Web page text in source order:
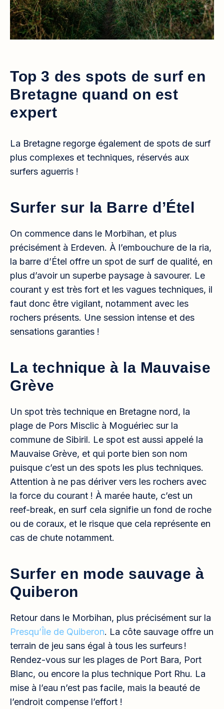
Top 3 des spots de surf en
Bretagne quand on est
expert
La Bretagne regorge également de spots de surf
plus complexes et techniques, réservés aux
surfers aguerris !
Surfer sur la Barre d’Étel
On commence dans le Morbihan, et plus
précisément à Erdeven. À l’embouchure de la ria,
la barre d’Étel offre un spot de surf de qualité, en
plus d’avoir un superbe paysage à savourer. Le
courant y est très fort et les vagues techniques, il
faut donc être vigilant, notamment avec les
rochers présents. Une session intense et des
sensations garanties !
La technique à la Mauvaise
Grève
Un spot très technique en Bretagne nord, la
plage de Pors Misclic à Moguériec sur la
commune de Sibiril. Le spot est aussi appelé la
Mauvaise Grève, et qui porte bien son nom
puisque c’est un des spots les plus techniques.
Attention à ne pas dériver vers les rochers avec
la force du courant ! À marée haute, c’est un
reef-break, en surf cela signifie un fond de roche
ou de coraux, et le risque que cela représente en
cas de chute notamment.
Surfer en mode sauvage à
Quiberon
Retour dans le Morbihan, plus précisément sur la
Presqu’Île de Quiberon. La côte sauvage offre un
terrain de jeu sans égal à tous les surfeurs !
Rendez-vous sur les plages de Port Bara, Port
Blanc, ou encore la plus technique Port Rhu. La
mise à l’eau n’est pas facile, mais la beauté de
l’endroit compense l’effort !